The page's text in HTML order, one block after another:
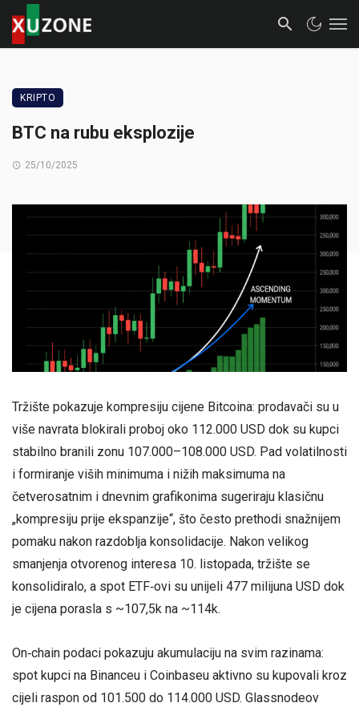
KRIPTO
BTC na rubu eksplozije
25/10/2025
Tržište pokazuje kompresiju cijene Bitcoina: prodavači su u
više navrata blokirali proboj oko 112.000 USD dok su kupci
stabilno branili zonu 107.000–108.000 USD. Pad volatilnosti
i formiranje viših minimuma i nižih maksimuma na
četverosatnim i dnevnim grafikonima sugeriraju klasičnu
„kompresiju prije ekspanzije“, što često prethodi snažnijem
pomaku nakon razdoblja konsolidacije. Nakon velikog
smanjenja otvorenog interesa 10. listopada, tržište se
konsolidiralo, a spot ETF‑ovi su unijeli 477 milijuna USD dok
je cijena porasla s ~107,5k na ~114k.
On‑chain podaci pokazuju akumulaciju na svim razinama:
spot kupci na Binanceu i Coinbaseu aktivno su kupovali kroz
cijeli raspon od 101.500 do 114.000 USD. Glassnodeov